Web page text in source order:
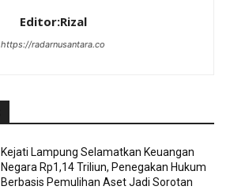
Editor:Rizal
https://radarnusantara.co
Kejati Lampung Selamatkan Keuangan
Negara Rp1,14 Triliun, Penegakan Hukum
Berbasis Pemulihan Aset Jadi Sorotan